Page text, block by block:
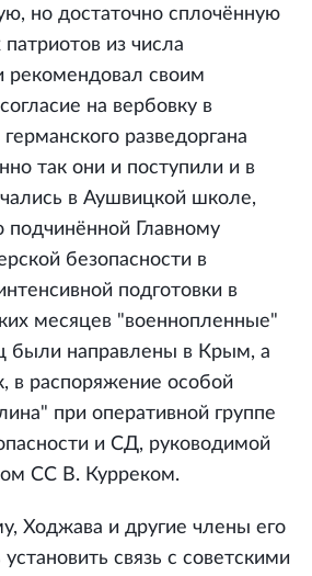
но достаточно сплочённую
патриотов из числа
рекомендовал своим
на вербовку в
германского разведоргана
так они и поступили и в
в Аушвицкой школе,
подчинённой Главному
безопасности в
подготовки в
месяцев "военнопленные"
были направлены в Крым, а
в распоряжение особой
при оперативной группе
и СД, руководимой
СС В. Курреком.
Ходжава и другие члены его
связь с советскими